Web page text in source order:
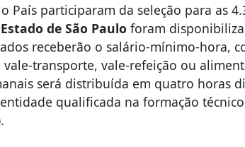
País participaram da seleção para as
de São Paulo foram
receberão o salário-mínimo-hora,
transporte, vale-refeição ou
será distribuída em quatro horas
qualificada na formação